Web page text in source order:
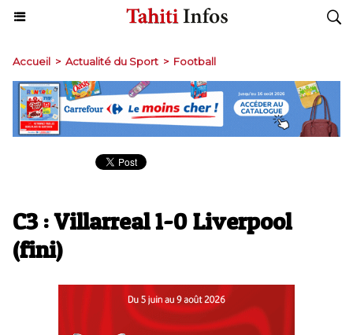
Accueil > Actualité du Sport > Football
C3 : Villarreal 1-0 Liverpool
(fini)